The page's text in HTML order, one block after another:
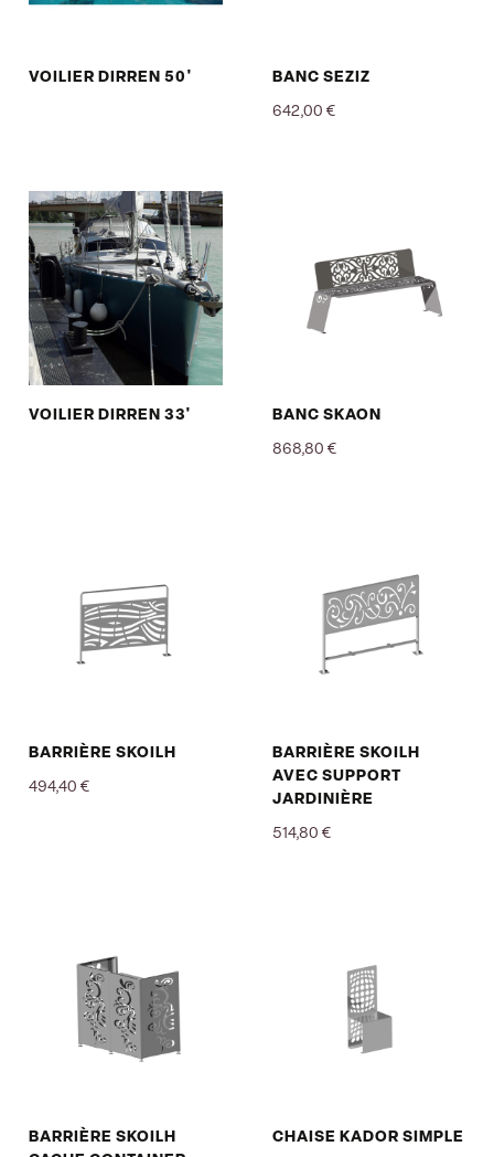
VOILIER DIRREN 50' BANC SEZIZ
642,00 €
VOILIER DIRREN 33' BANC SKAON
868,80 €
BARRIÈRE SKOILH
494,40 €
BARRIÈRE SKOILH
AVEC SUPPORT
JARDINIÈRE
514,80 €
BARRIÈRE SKOILH
CHAISE KADOR SIMPLE